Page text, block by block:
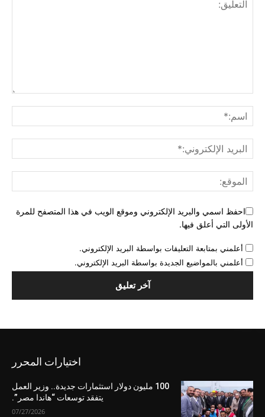
احفظ اسمي والبريد الإلكتروني وموقع الويب في هذا المتصفح للمرة
الأولى التي أعلق فيها.
أعلمني بمتابعة التعليقات بواسطة البريد الإلكتروني.
أعلمني بالمواضيع الجديدة بواسطة البريد الإلكتروني.
اختيارات المحرر
100 مليون دولار استثمارات جديدة.. وزير العمل
يتفقد توسعات “هاندا مصر”.
07/27/2026